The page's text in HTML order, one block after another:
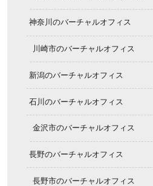
神奈川のバーチャルオフィス
川崎市のバーチャルオフィス
新潟のバーチャルオフィス
石川のバーチャルオフィス
金沢市のバーチャルオフィス
長野のバーチャルオフィス
長野市のバーチャルオフィス